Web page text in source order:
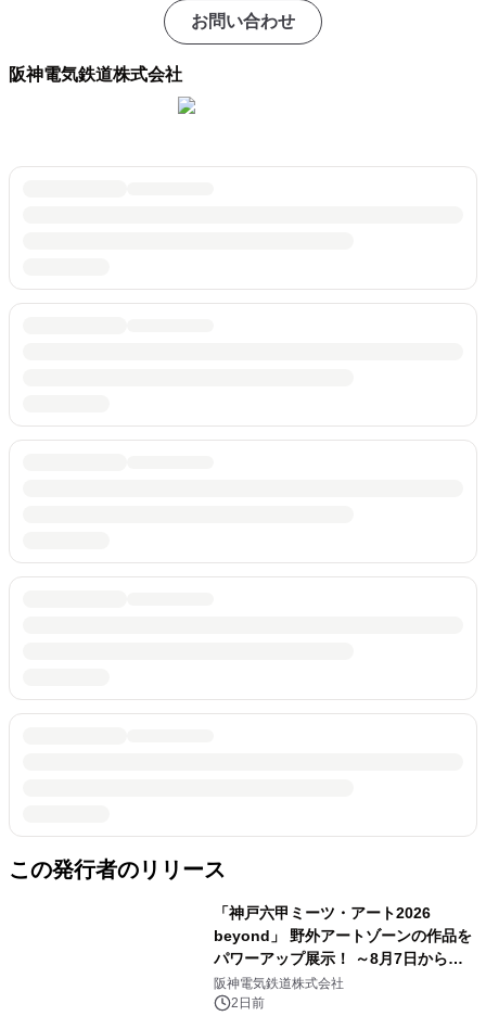
お問い合わせ
阪神電気鉄道株式会社
この発行者のリリース
「神戸六甲ミーツ・アート2026
beyond」 野外アートゾーンの作品を
パワーアップ展示！ ～8月7日からは
直前割パスポートを販売～
阪神電気鉄道株式会社
2日前